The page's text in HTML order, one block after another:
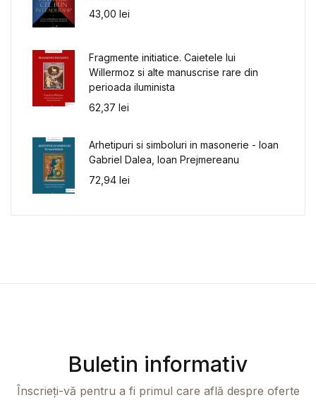
43,00 lei
Fragmente initiatice. Caietele lui
Willermoz si alte manuscrise rare din
perioada iluminista
62,37 lei
Arhetipuri si simboluri in masonerie - Ioan
Gabriel Dalea, Ioan Prejmereanu
72,94 lei
Buletin informativ
Înscrieți-vă pentru a fi primul care află despre oferte